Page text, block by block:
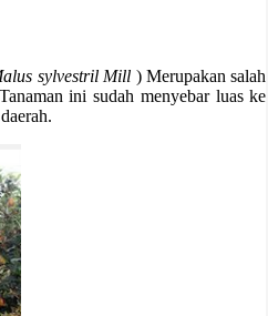
sylvestril Mill ) Merupakan salah
ini sudah menyebar luas ke